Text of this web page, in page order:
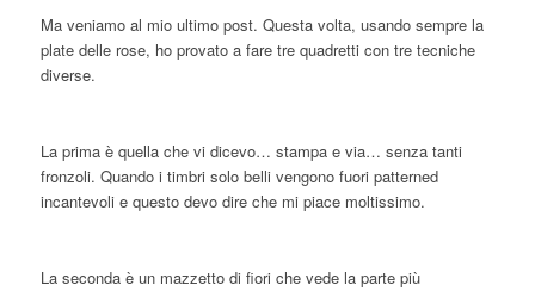
Ma veniamo al mio ultimo post. Questa volta, usando sempre la
plate delle rose, ho provato a fare tre quadretti con tre tecniche
diverse.
La prima è quella che vi dicevo… stampa e via… senza tanti
fronzoli. Quando i timbri solo belli vengono fuori patterned
incantevoli e questo devo dire che mi piace moltissimo.
La seconda è un mazzetto di fiori che vede la parte più